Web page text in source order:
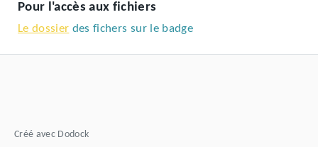
Pour l'accès aux fichiers
Le dossier des fichers sur le badge
Créé avec Dodock